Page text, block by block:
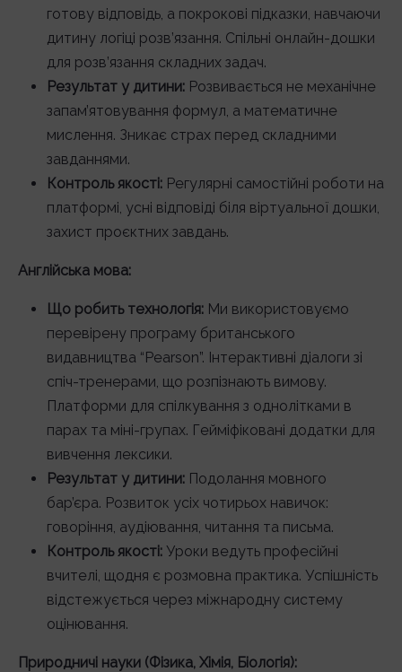
готову відповідь, а покрокові підказки, навчаючи
дитину логіці розв’язання. Спільні онлайн-дошки
для розв’язання складних задач.
Результат у дитини: Розвивається не механічне
запам’ятовування формул, а математичне
мислення. Зникає страх перед складними
завданнями.
Контроль якості: Регулярні самостійні роботи на
платформі, усні відповіді біля віртуальної дошки,
захист проєктних завдань.
Англійська мова:
Що робить технологія: Ми використовуємо
перевірену програму британського
видавництва “Pearson”. Інтерактивні діалоги зі
спіч-тренерами, що розпізнають вимову.
Платформи для спілкування з однолітками в
парах та міні-групах. Гейміфіковані додатки для
вивчення лексики.
Результат у дитини: Подолання мовного
бар’єра. Розвиток усіх чотирьох навичок:
говоріння, аудіювання, читання та письма.
Контроль якості: Уроки ведуть професійні
вчителі, щодня є розмовна практика. Успішність
відстежується через міжнародну систему
оцінювання.
Природничі науки (Фізика, Хімія, Біологія):